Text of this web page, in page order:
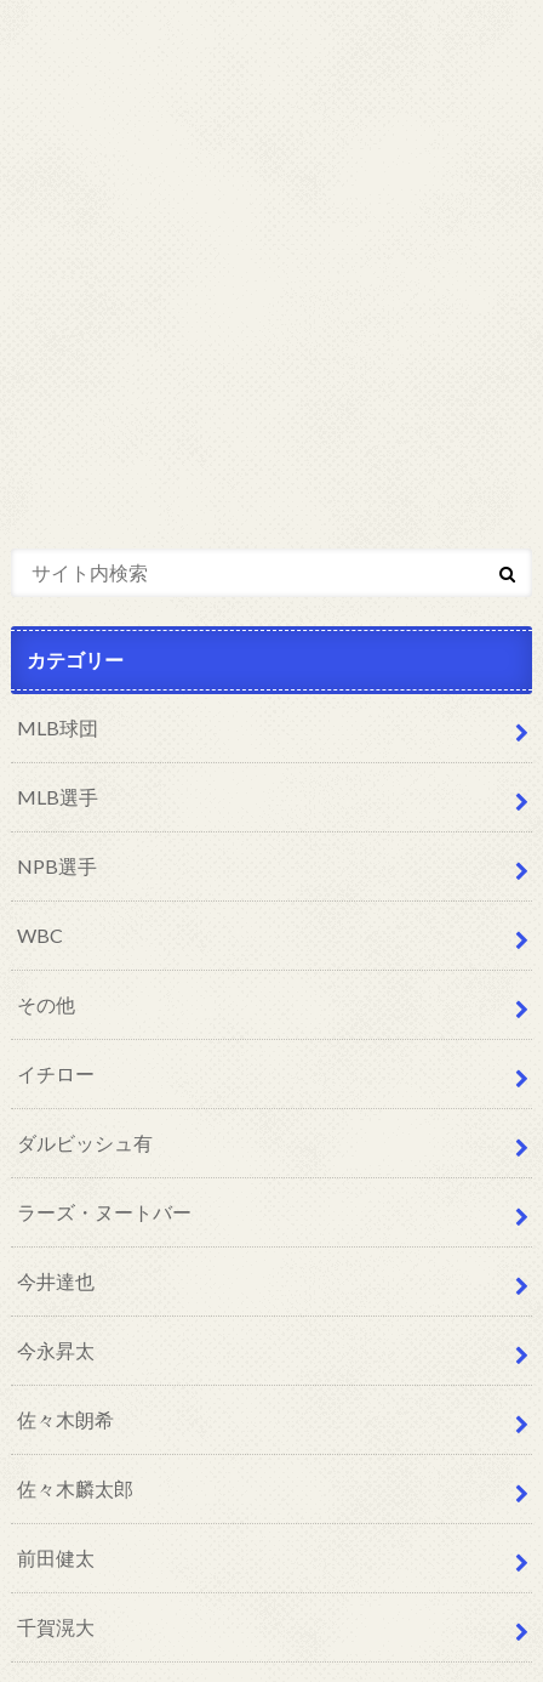
カテゴリー
MLB球団
MLB選手
NPB選手
WBC
その他
イチロー
ダルビッシュ有
ラーズ・ヌートバー
今井達也
今永昇太
佐々木朗希
佐々木麟太郎
前田健太
千賀滉大